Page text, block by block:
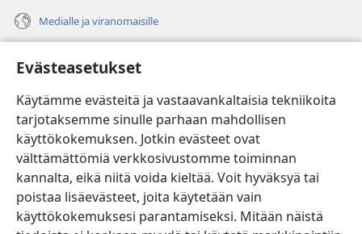
Evästeasetukset
Käytämme evästeitä ja vastaavankaltaisia tekniikoita
tarjotaksemme sinulle parhaan mahdollisen
käyttökokemuksen. Jotkin evästeet ovat
välttämättömiä verkkosivustomme toiminnan
kannalta, eikä niitä voida kieltää. Voit hyväksyä tai
poistaa lisäevästeet, joita käytetään vain
käyttökokemuksesi parantamiseksi. Mitään näistä
Medialle ja viranomaisille
(avaa
uuden
ikkunan)Vartiotornin VERKKOKIRJASTO
(avaa
uuden
ikkunan)JW Hub
(avaa
uuden
ikkunan)
®